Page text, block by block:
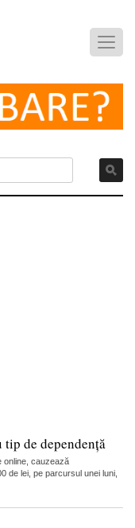
de dependență
online, cauzează
de lei, pe parcursul unei luni,